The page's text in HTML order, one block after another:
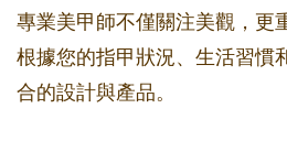
專業美甲師不僅關注美觀，更
根據您的指甲狀況、生活習慣
合的設計與產品。